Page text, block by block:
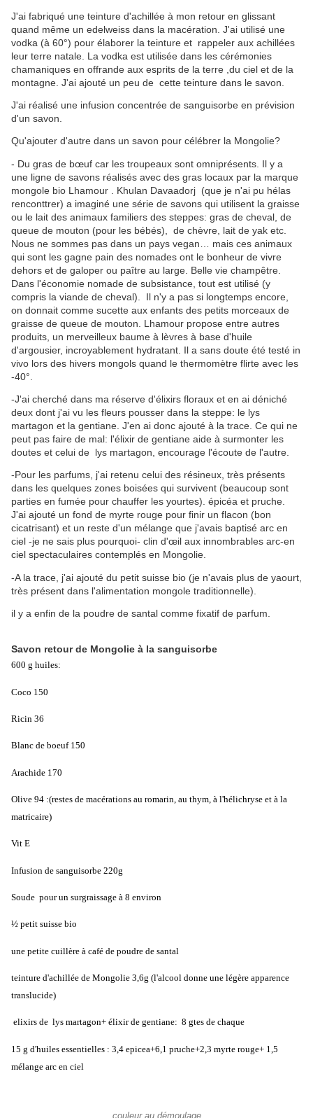
J'ai fabriqué une teinture d'achillée à mon retour en glissant
quand même un edelweiss dans la macération. J'ai utilisé une
vodka (à 60°) pour élaborer la teinture et rappeler aux achillées
leur terre natale. La vodka est utilisée dans les cérémonies
chamaniques en offrande aux esprits de la terre ,du ciel et de la
montagne. J'ai ajouté un peu de cette teinture dans le savon.
J'ai réalisé une infusion concentrée de sanguisorbe en prévision
d'un savon.
Qu'ajouter d'autre dans un savon pour célébrer la Mongolie?
- Du gras de bœuf car les troupeaux sont omniprésents. Il y a
une ligne de savons réalisés avec des gras locaux par la marque
mongole bio Lhamour . Khulan Davaadorj (que je n'ai pu hélas
renconttrer) a imaginé une série de savons qui utilisent la graisse
ou le lait des animaux familiers des steppes: gras de cheval, de
queue de mouton (pour les bébés), de chèvre, lait de yak etc.
Nous ne sommes pas dans un pays vegan… mais ces animaux
qui sont les gagne pain des nomades ont le bonheur de vivre
dehors et de galoper ou paître au large. Belle vie champêtre.
Dans l'économie nomade de subsistance, tout est utilisé (y
compris la viande de cheval). Il n'y a pas si longtemps encore,
on donnait comme sucette aux enfants des petits morceaux de
graisse de queue de mouton. Lhamour propose entre autres
produits, un merveilleux baume à lèvres à base d'huile
d'argousier, incroyablement hydratant. Il a sans doute été testé in
vivo lors des hivers mongols quand le thermomètre flirte avec les
-40°.
-J'ai cherché dans ma réserve d'élixirs floraux et en ai déniché
deux dont j'ai vu les fleurs pousser dans la steppe: le lys
martagon et la gentiane. J'en ai donc ajouté à la trace. Ce qui ne
peut pas faire de mal: l'élixir de gentiane aide à surmonter les
doutes et celui de lys martagon, encourage l'écoute de l'autre.
-Pour les parfums, j'ai retenu celui des résineux, très présents
dans les quelques zones boisées qui survivent (beaucoup sont
parties en fumée pour chauffer les yourtes). épicéa et pruche.
J'ai ajouté un fond de myrte rouge pour finir un flacon (bon
cicatrisant) et un reste d'un mélange que j'avais baptisé arc en
ciel -je ne sais plus pourquoi- clin d'œil aux innombrables arc-en
ciel spectaculaires contemplés en Mongolie.
-A la trace, j'ai ajouté du petit suisse bio (je n'avais plus de yaourt,
très présent dans l'alimentation mongole traditionnelle).
il y a enfin de la poudre de santal comme fixatif de parfum.
Savon retour de Mongolie à la sanguisorbe
600 g huiles:
Coco 150
Ricin 36
Blanc de boeuf 150
Arachide 170
Olive 94 :(restes de macérations au romarin, au thym, à l'hélichryse et à la
matricaire)
Vit E
Infusion de sanguisorbe 220g
Soude pour un surgraissage à 8 environ
½ petit suisse bio
une petite cuillère à café de poudre de santal
teinture d'achillée de Mongolie 3,6g (l'alcool donne une légère apparence
translucide)
elixirs de lys martagon+ élixir de gentiane: 8 gtes de chaque
15 g d'huiles essentielles : 3,4 epicea+6,1 pruche+2,3 myrte rouge+ 1,5
mélange arc en ciel